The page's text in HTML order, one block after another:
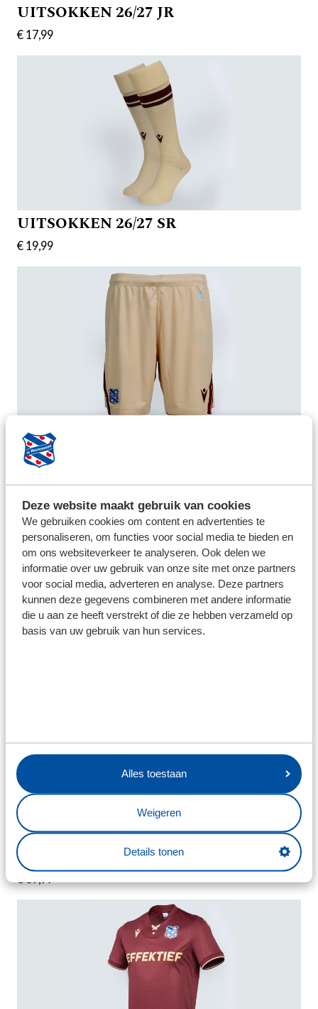
Deze website maakt gebruik van cookies
We gebruiken cookies om content en advertenties te
personaliseren, om functies voor social media te bieden en
om ons websiteverkeer te analyseren. Ook delen we
informatie over uw gebruik van onze site met onze partners
voor social media, adverteren en analyse. Deze partners
kunnen deze gegevens combineren met andere informatie
die u aan ze heeft verstrekt of die ze hebben verzameld op
basis van uw gebruik van hun services.
Alles toestaan
Weigeren
Details tonen
UITSOKKEN 26/27 JR
€ 17,99
UITSOKKEN 26/27 SR
€ 19,99
UITBROEKJE 26/27 JR
€ 32,99
UTSHIRT 26/27 JR
€ 69,99